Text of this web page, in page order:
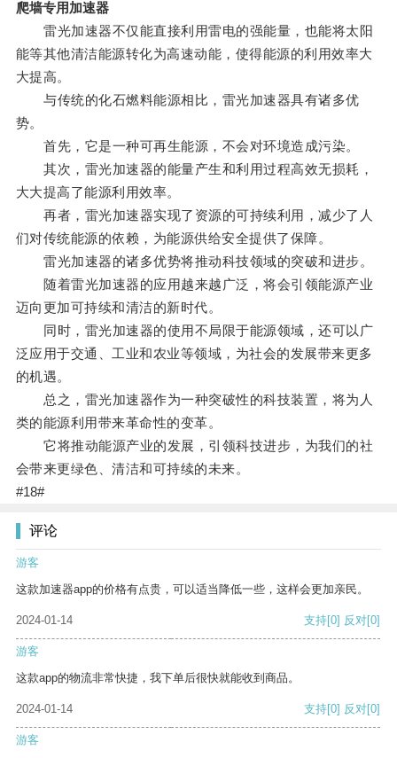
爬墙专用加速器
雷光加速器不仅能直接利用雷电的强能量，也能将太阳
能等其他清洁能源转化为高速动能，使得能源的利用效率大
大提高。
与传统的化石燃料能源相比，雷光加速器具有诸多优
势。
首先，它是一种可再生能源，不会对环境造成污染。
其次，雷光加速器的能量产生和利用过程高效无损耗，
大大提高了能源利用效率。
再者，雷光加速器实现了资源的可持续利用，减少了人
们对传统能源的依赖，为能源供给安全提供了保障。
雷光加速器的诸多优势将推动科技领域的突破和进步。
随着雷光加速器的应用越来越广泛，将会引领能源产业
迈向更加可持续和清洁的新时代。
同时，雷光加速器的使用不局限于能源领域，还可以广
泛应用于交通、工业和农业等领域，为社会的发展带来更多
的机遇。
总之，雷光加速器作为一种突破性的科技装置，将为人
类的能源利用带来革命性的变革。
它将推动能源产业的发展，引领科技进步，为我们的社
会带来更绿色、清洁和可持续的未来。
#18#
评论
游客
这款加速器app的价格有点贵，可以适当降低一些，这样会更加亲民。
2024-01-14 支持[0] 反对[0]
游客
这款app的物流非常快捷，我下单后很快就能收到商品。
2024-01-14 支持[0] 反对[0]
游客